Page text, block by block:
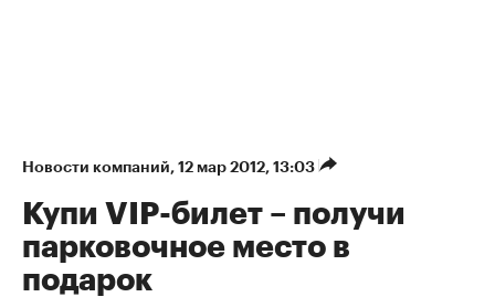
Новости компаний⁠, 12 мар 2012, 13:03
Купи VIP-билет – получи
парковочное место в
подарок